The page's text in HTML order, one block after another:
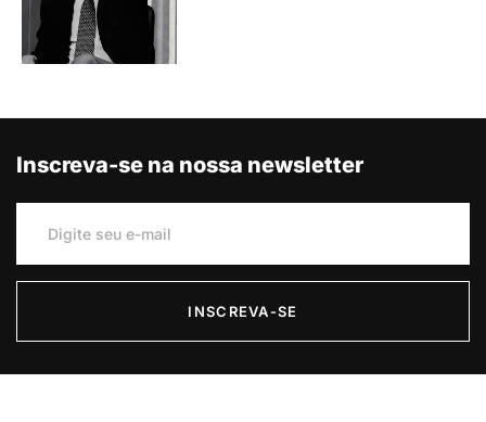
Inscreva-se na nossa newsletter
INSCREVA-SE